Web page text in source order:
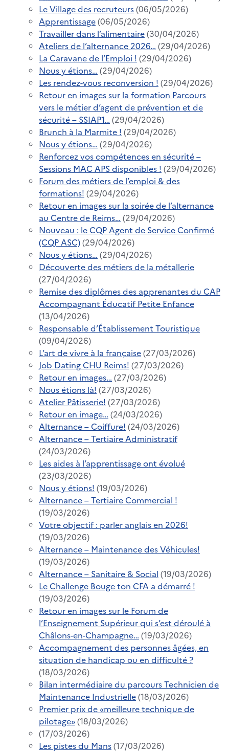
Le Village des recruteurs(06/05/2026)
Apprentissage(06/05/2026)
Travailler dans l’alimentaire(30/04/2026)
Ateliers de l’alternance 2026… (29/04/2026)
La Caravane de l’Emploi ! (29/04/2026)
Nous y étions… (29/04/2026)
Les rendez-vous reconversion ! (29/04/2026)
Retour en images sur la formation Parcours
vers le métier d’agent de prévention et de
sécurité – SSIAP1… (29/04/2026)
Brunch à la Marmite ! (29/04/2026)
Nous y étions… (29/04/2026)
Renforcez vos compétences en sécurité –
Sessions MAC APS disponibles ! (29/04/2026)
Forum des métiers de l’emploi & des
formations! (29/04/2026)
Retour en images sur la soirée de l’alternance
au Centre de Reims… (29/04/2026)
Nouveau : le CQP Agent de Service Confirmé
(CQP ASC)(29/04/2026)
Nous y étions… (29/04/2026)
Découverte des métiers de la métallerie
(27/04/2026)
Remise des diplômes des apprenantes du CAP
Accompagnant Éducatif Petite Enfance
(13/04/2026)
Responsable d’Établissement Touristique
(09/04/2026)
L’art de vivre à la française(27/03/2026)
Job Dating CHU Reims! (27/03/2026)
Retour en images… (27/03/2026)
Nous étions là! (27/03/2026)
Atelier Pâtisserie! (27/03/2026)
Retour en image… (24/03/2026)
Alternance – Coiffure! (24/03/2026)
Alternance – Tertiaire Administratif
(24/03/2026)
Les aides à l’apprentissage ont évolué
(23/03/2026)
Nous y étions! (19/03/2026)
Alternance – Tertiaire Commercial !
(19/03/2026)
Votre objectif : parler anglais en 2026!
(19/03/2026)
Alternance – Maintenance des Véhicules!
(19/03/2026)
Alternance – Sanitaire & Social (19/03/2026)
Le Challenge Bouge ton CFA a démarré !
(19/03/2026)
Retour en images sur le Forum de
l’Enseignement Supérieur qui s’est déroulé à
Châlons-en-Champagne… (19/03/2026)
Accompagnement des personnes âgées, en
situation de handicap ou en difficulté ?
(18/03/2026)
Bilan intermédiaire du parcours Technicien de
Maintenance Industrielle(18/03/2026)
Premier prix de «meilleure technique de
pilotage»(18/03/2026)
(17/03/2026)
Les pistes du Mans(17/03/2026)